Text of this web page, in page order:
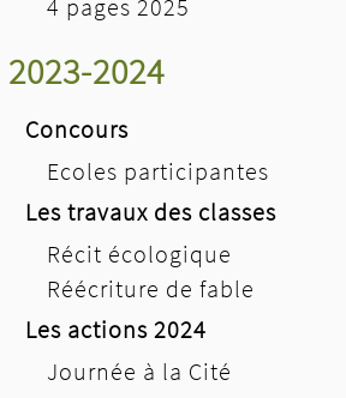
4 pages 2025
2023-2024
Concours
Ecoles participantes
Les travaux des classes
Récit écologique
Réécriture de fable
Les actions 2024
Journée à la Cité